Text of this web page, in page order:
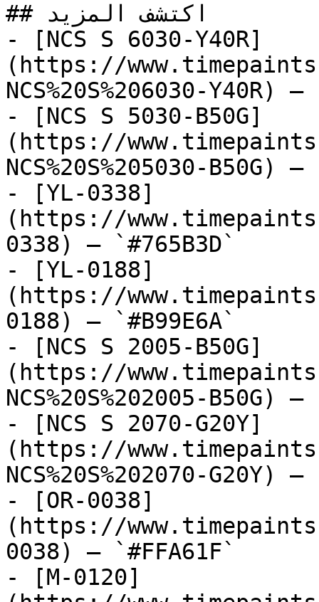
## اكتشف المزيد
- [NCS S 6030-Y40R]
(https://
NCS%20S%206030-Y40R)
- [NCS S 5030-B50G]
(https://
NCS%20S%205030-B50G)
- [YL-0338]
(https://
0338) — `#765B3D`
- [YL-0188]
(https://
0188) — `#B99E6A`
- [NCS S 2005-B50G]
(https://
NCS%20S%202005-B50G)
- [NCS S 2070-G20Y]
(https://
NCS%20S%202070-G20Y)
- [OR-0038]
(https://
0038) — `#FFA61F`
- [M-0120]